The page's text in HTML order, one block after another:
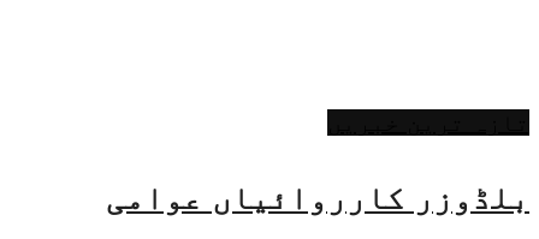
بلڈوزر کارروائیاں عوامی